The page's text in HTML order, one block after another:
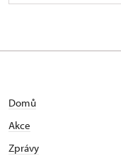
Domů
Akce
Zprávy